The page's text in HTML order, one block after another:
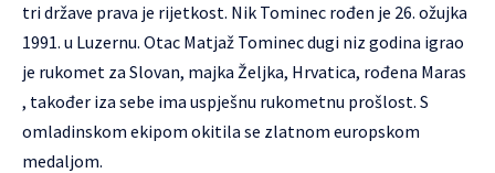
tri države prava je rijetkost. Nik Tominec rođen je 26. ožujka
1991. u Luzernu. Otac Matjaž Tominec dugi niz godina igrao
je rukomet za Slovan, majka Željka, Hrvatica, rođena Maras
, također iza sebe ima uspješnu rukometnu prošlost. S
omladinskom ekipom okitila se zlatnom europskom
medaljom.